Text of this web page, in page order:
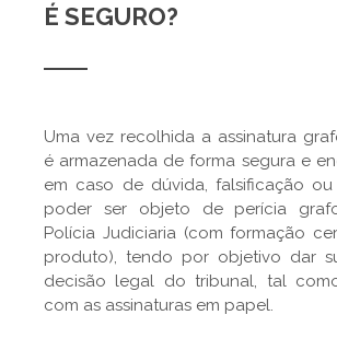
É SEGURO?
Uma vez recolhida a assinatura
é armazenada de forma segura e
em caso de dúvida, falsificação
poder ser objeto de perícia
Polícia Judiciaria (com formação
produto), tendo por objetivo dar
decisão legal do tribunal, tal
com as assinaturas em papel.